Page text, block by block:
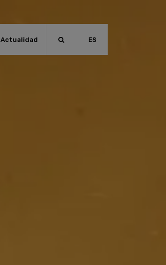
Actualidad ES